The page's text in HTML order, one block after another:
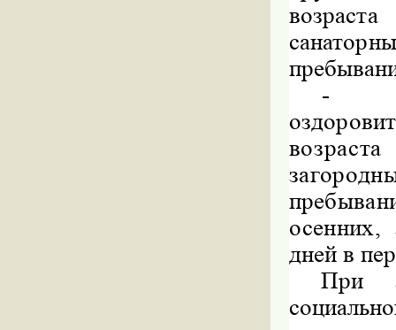
-
осенних,
дней в
При